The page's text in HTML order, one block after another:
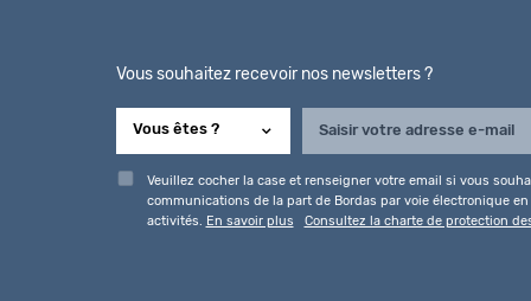
Vous souhaitez recevoir nos newsletters ?
Veuillez cocher la case et renseigner votre email si vous
communications de la part de Bordas par voie électronique
activités. En savoir plus Consultez la charte de protection